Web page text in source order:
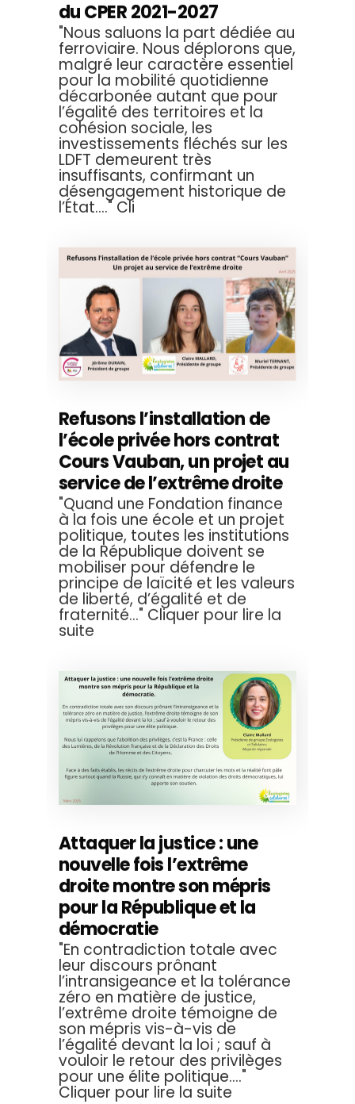
du CPER 2021-2027
"Nous saluons la part dédiée au
ferroviaire. Nous déplorons que,
malgré leur caractère essentiel
pour la mobilité quotidienne
décarbonée autant que pour
l’égalité des territoires et la
cohésion sociale, les
investissements fléchés sur les
LDFT demeurent très
insuffisants, confirmant un
désengagement historique de
l’État...." Cli
Refusons l’installation de
l’école privée hors contrat
Cours Vauban, un projet au
service de l’extrême droite
"Quand une Fondation finance
à la fois une école et un projet
politique, toutes les institutions
de la République doivent se
mobiliser pour défendre le
principe de laïcité et les valeurs
de liberté, d’égalité et de
fraternité..." Cliquer pour lire la
suite
Attaquer la justice : une
nouvelle fois l’extrême
droite montre son mépris
pour la République et la
démocratie
"En contradiction totale avec
leur discours prônant
l’intransigeance et la tolérance
zéro en matière de justice,
l’extrême droite témoigne de
son mépris vis-à-vis de
l’égalité devant la loi ; sauf à
vouloir le retour des privilèges
pour une élite politique...."
Cliquer pour lire la suite